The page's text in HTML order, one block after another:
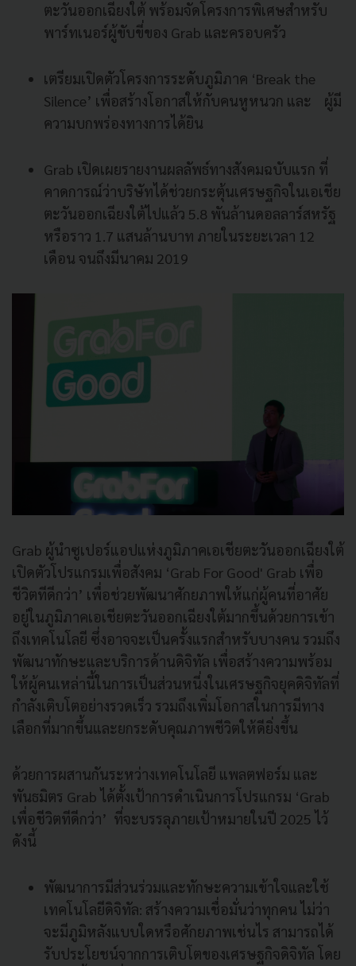
ตะวันออกเฉียงใต้ พร้อมจัดโครงการพิเศษสำหรับ
พาร์ทเนอร์ผู้ขับขี่ของ Grab และครอบครัว
เตรียมเปิดตัวโครงการระดับภูมิภาค ‘Break the
Silence’ เพื่อสร้างโอกาสให้กับคนหูหนวก และ ผู้มี
ความบกพร่องทางการได้ยิน
Grab เปิดเผยรายงานผลลัพธ์ทางสังคมฉบับแรก ที่
คาดการณ์ว่าบริษัทได้ช่วยกระตุ้นเศรษฐกิจในเอเชีย
ตะวันออกเฉียงใต้ไปแล้ว 5.8 พันล้านดอลลาร์สหรัฐ
หรือราว 1.7 แสนล้านบาท ภายในระยะเวลา 12
เดือน จนถึงมีนาคม 2019
Grab ผู้นำซูเปอร์แอปแห่งภูมิภาคเอเชียตะวันออกเฉียงใต้
เปิดตัวโปรแกรมเพื่อสังคม ‘Grab For Good' Grab เพื่อ
ชีวิตทีดีกว่า’ เพื่อช่วยพัฒนาศักยภาพให้แก่ผู้คนที่อาศัย
อยู่ในภูมิภาคเอเชียตะวันออกเฉียงใต้มากขึ้นด้วยการเข้า
ถึงเทคโนโลยี ซึ่งอาจจะเป็นครั้งแรกสำหรับบางคน รวมถึง
พัฒนาทักษะและบริการด้านดิจิทัล เพื่อสร้างความพร้อม
ให้ผู้คนเหล่านี้ในการเป็นส่วนหนี่งในเศรษฐกิจยุคดิจิทัลที่
กำลังเติบโตอย่างรวดเร็ว รวมถึงเพิ่มโอกาสในการมีทาง
เลือกที่มากขึ้นและยกระดับคุณภาพชีวิตให้ดียิ่งขึ้น
ด้วยการผสานกันระหว่างเทคโนโลยี แพลตฟอร์ม และ
พันธมิตร Grab ได้ตั้งเป้าการดำเนินการโปรแกรม ‘Grab
เพื่อชีวิตทีดีกว่า’ ที่จะบรรลุภายเป้าหมายในปี 2025 ไว้
ดังนี้
พัฒนาการมีส่วนร่วมและทักษะความเข้าใจและใช้
เทคโนโลยีดิจิทัล: สร้างความเชื่อมั่นว่าทุกคน ไม่ว่า
จะมีภูมิหลังแบบใดหรือศักยภาพเช่นไร สามารถได้
รับประโยชน์จากการเติบโตของเศรษฐกิจดิจิทัล โดย